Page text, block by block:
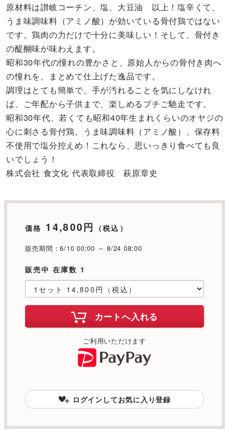
原材料は讃岐コーチン、塩、大豆油 以上！塩辛くて、
うま味調味料（アミノ酸）が効いている骨付鶏ではない
です。鶏肉の力だけで十分に美味しい！そして、骨付き
の醍醐味が味わえます。
昭和30年代の憧れの豊かさと、原始人からの骨付き肉へ
の憧れを、まとめて仕上げた逸品です。
調理はとても簡単で、手が汚れることを気にしなけれ
ば、ご年配から子供まで、楽しめるプチご馳走です。
昭和30年代、若くても昭和40年生まれくらいのオヤジの
心に刺さる骨付鶏。うま味調味料（アミノ酸）、保存料
不使用で塩分控えめ！これなら、思いっきり食べても良
いでしょう！
株式会社 食文化 代表取締役 萩原章史
価格 14,800円 （税込）
販売期間：6/10 00:00 ～ 8/24 08:00
販売中 在庫数 1
カートへ入れる
ご利用いただけます
ログインしてお気に入り登録